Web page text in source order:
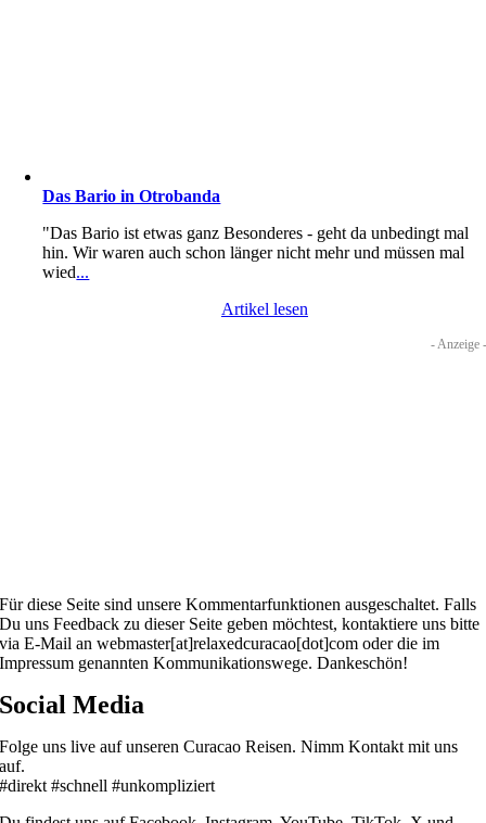
Das Bario in Otrobanda
"Das Bario ist etwas ganz Besonderes - geht da unbedingt mal
hin. Wir waren auch schon länger nicht mehr und müssen mal
wied...
Artikel lesen
- Anzeige -
Für diese Seite sind unsere Kommentarfunktionen ausgeschaltet. Falls
Du uns Feedback zu dieser Seite geben möchtest, kontaktiere uns bitte
via E-Mail an webmaster[at]relaxedcuracao[dot]com oder die im
Impressum genannten Kommunikationswege. Dankeschön!
Social Media
Folge uns live auf unseren Curacao Reisen. Nimm Kontakt mit uns
auf.
#direkt #schnell #unkompliziert